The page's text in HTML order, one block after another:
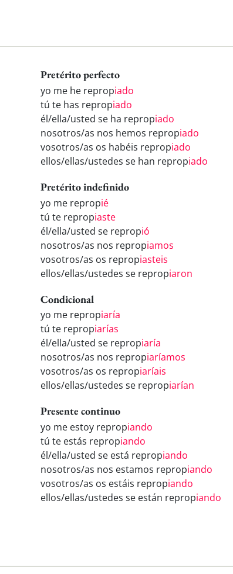
Pretérito perfecto
yo me he repropiado
tú te has repropiado
él/ella/usted se ha repropiado
nosotros/as nos hemos repropiado
vosotros/as os habéis repropiado
ellos/ellas/ustedes se han repropiado
Pretérito indefinido
yo me repropié
tú te repropiaste
él/ella/usted se repropió
nosotros/as nos repropiamos
vosotros/as os repropiasteis
ellos/ellas/ustedes se repropiaron
Condicional
yo me repropiaría
tú te repropiarías
él/ella/usted se repropiaría
nosotros/as nos repropiaríamos
vosotros/as os repropiaríais
ellos/ellas/ustedes se repropiarían
Presente continuo
yo me estoy repropiando
tú te estás repropiando
él/ella/usted se está repropiando
nosotros/as nos estamos repropiando
vosotros/as os estáis repropiando
ellos/ellas/ustedes se están repropiando